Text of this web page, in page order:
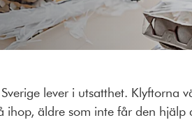
lever i utsatthet. Klyftorna
ihop, äldre som inte får den